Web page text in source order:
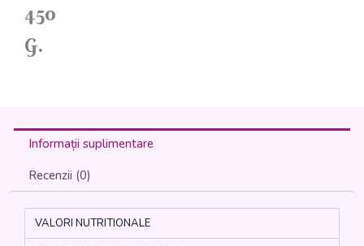
450
G.
Informații suplimentare
Recenzii (0)
VALORI NUTRITIONALE